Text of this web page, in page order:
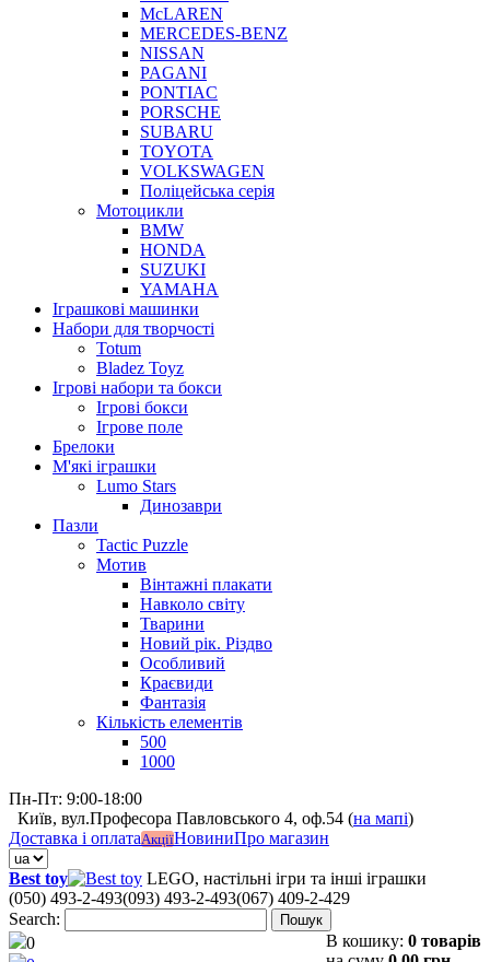
McLAREN
MERCEDES-BENZ
NISSAN
PAGANI
PONTIAC
PORSCHE
SUBARU
TOYOTA
VOLKSWAGEN
Поліцейська серія
Мотоцикли
BMW
HONDA
SUZUKI
YAMAHA
Іграшкові машинки
Набори для творчості
Totum
Bladez Toyz
Ігрові набори та бокси
Ігрові бокси
Ігрове поле
Брелоки
М'які іграшки
Lumo Stars
Динозаври
Пазли
Tactic Puzzle
Мотив
Вінтажні плакати
Навколо світу
Тварини
Новий рік. Різдво
Особливий
Краєвиди
Фантазія
Кількість елементів
500
1000
Пн-Пт: 9:00-18:00
Київ, вул.Професора Павловського 4, оф.54 (на мапі)
Доставка і оплатаАкціїНовиниПро магазин
Best toy
LEGO, настільні ігри та інші іграшки
(050) 493-2-493(093) 493-2-493(067) 409-2-429
Search:
Пошук
0 В кошику: 0 товарів